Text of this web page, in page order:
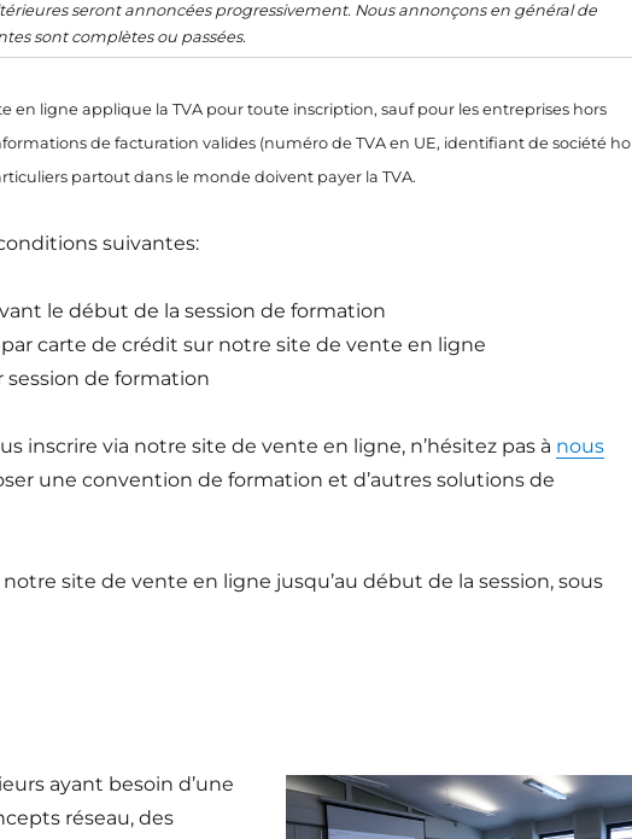
seront annoncées progressivement. Nous annonçons en général de
sont complètes ou passées.
en ligne applique la TVA pour toute inscription, sauf pour les entreprises hors
de facturation valides (numéro de TVA en UE, identifiant de société
partout dans le monde doivent payer la TVA.
suivantes:
le début de la session de formation
carte de crédit sur notre site de vente en ligne
session de formation
inscrire via notre site de vente en ligne, n’hésitez pas à nous
une convention de formation et d’autres solutions de
site de vente en ligne jusqu’au début de la session, sous
ayant besoin d’une
réseau, des